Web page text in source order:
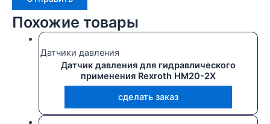
Похожие товары
Датчики давления
Датчик давления для гидравлического
применения Rexroth HM20-2X
сделать заказ